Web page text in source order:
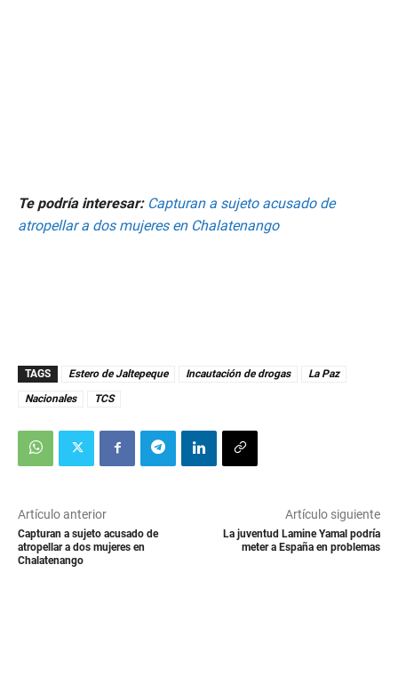
Te podría interesar: Capturan a sujeto acusado de
atropellar a dos mujeres en Chalatenango
TAGS Estero de Jaltepeque Incautación de drogas
La Paz
Nacionales
TCS
Artículo anterior
Capturan a sujeto acusado de
atropellar a dos mujeres en
Chalatenango
Artículo siguiente
La juventud Lamine Yamal podría
meter a España en problemas